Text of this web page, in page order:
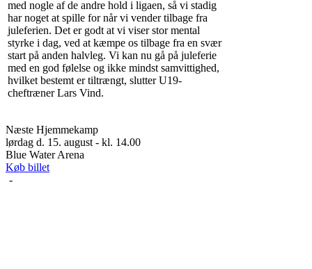
med nogle af de andre hold i ligaen, så vi stadig
har noget at spille for når vi vender tilbage fra
juleferien. Det er godt at vi viser stor mental
styrke i dag, ved at kæmpe os tilbage fra en svær
start på anden halvleg. Vi kan nu gå på juleferie
med en god følelse og ikke mindst samvittighed,
hvilket bestemt er tiltrængt, slutter U19-
cheftræner Lars Vind.
Næste Hjemmekamp
lørdag d. 15. august - kl. 14.00
Blue Water Arena
Køb billet
-